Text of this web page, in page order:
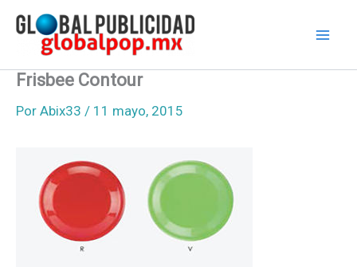
contenido
Frisbee Contour
Por Abix33 / 11 mayo, 2015